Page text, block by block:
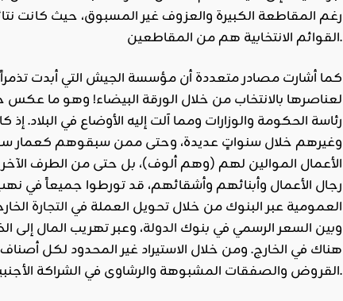
رغم المقاطعة الكبيرة والعزوف غير المسبوق، حيث كانت
القوائم الانتخابية هم من المقاطعين.
كما أشارت مصادر متعددة أن مؤسسة الجيش التي أبدت
لعناصرها بالانتخاب من خلال الورقة البيضاء! وهو ما
رئاسة الحكومة والوزارات ومما آلت إليه الأوضاع في
وغيرهم خلال سنواتٍ عديدة، وحتى ممن سبقوهم كعمار
الأعمال الموالين لهم (وهم ألوف)، بل حتى من الطرف
رجال الأعمال وأبنائهم وأشقائهم، قد تورطوا جميعاً في
العمومية عبر البنوك من خلال تحويل العملة في التجارة
وبين السعر الرسمي في بنوك الدولة، وعبر تهريب المال إلى
هناك في الخارج. ومن خلال الاستيراد غير المحدود لكل
القروض والصفقات المشبوهة والرشاوى في الشراكة الأجنبية ومشاريع الاستثمار الزائفة والوهمية في الصناعة والزراعة.